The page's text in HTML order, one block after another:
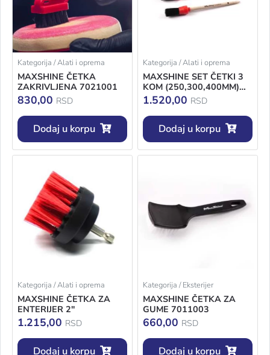
Kategorija / Alati i oprema
MAXSHINE ČETKA
ZAKRIVLJENA 7021001
830,00 RSD
Dodaj u korpu
Kategorija / Alati i oprema
MAXSHINE SET ČETKI 3
KOM (250,300,400MM)
704610
1.520,00 RSD
Dodaj u korpu
Kategorija / Alati i oprema
MAXSHINE ČETKA ZA
ENTERIJER 2"
1.215,00 RSD
Dodaj u korpu
Kategorija / Eksterijer
MAXSHINE ČETKA ZA
GUME 7011003
660,00 RSD
Dodaj u korpu